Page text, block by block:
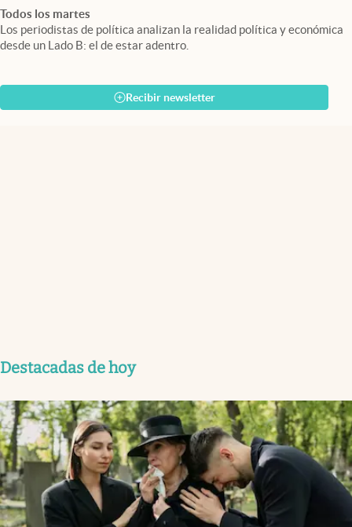
Todos los martes
Los periodistas de política analizan la realidad política y económica
desde un Lado B: el de estar adentro.
Recibir newsletter
Destacadas de hoy